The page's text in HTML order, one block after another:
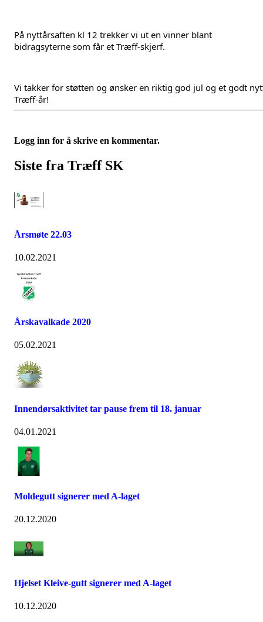
På nyttårsaften kl 12 trekker vi ut en vinner blant
bidragsyterne som får et Træff-skjerf.
Vi takker for støtten og ønsker en riktig god jul og et godt
Træff-år!
Logg inn for å skrive en kommentar.
Siste fra Træff SK
Årsmøte 22.03
10.02.2021
Årskavalkade 2020
05.02.2021
Innendørsaktivitet tar pause frem til 18. januar
04.01.2021
Moldegutt signerer med A-laget
20.12.2020
Hjelset Kleive-gutt signerer med A-laget
10.12.2020